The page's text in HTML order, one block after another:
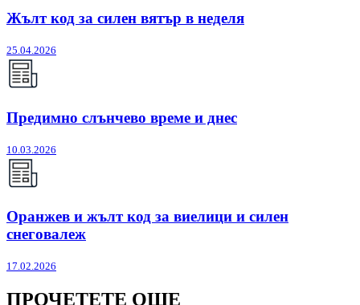
Жълт код за силен вятър в неделя
25.04.2026
Предимно слънчево време и днес
10.03.2026
Оранжев и жълт код за виелици и силен
снеговалеж
17.02.2026
ПРОЧЕТЕТЕ ОЩЕ